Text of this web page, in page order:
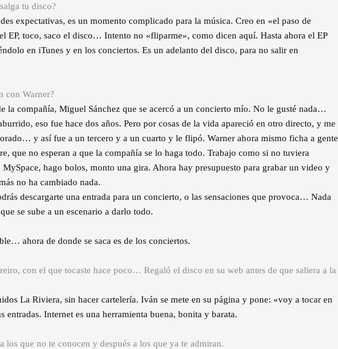
tu disco?
expectativas, es un momento complicado para la música. Creo en «el paso de
EP, toco, saco el disco… Intento no «fliparme», como dicen aquí. Hasta ahora el EP
en iTunes y en los conciertos. Es un adelanto del disco, para no salir en
con Warner?
la compañía, Miguel Sánchez que se acercó a un concierto mío. No le gusté nada…
eso fue hace dos años. Pero por cosas de la vida apareció en otro directo, y me
y así fue a un tercero y a un cuarto y le flipó. Warner ahora mismo ficha a gente
que no esperan a que la compañía se lo haga todo. Trabajo como si no tuviera
MySpace, hago bolos, monto una gira. Ahora hay presupuesto para grabar un video y
no ha cambiado nada.
descargarte una entrada para un concierto, o las sensaciones que provoca… Nada
se sube a un escenario a darlo todo.
ahora de donde se saca es de los conciertos.
con el que tocaste hace poco… Regaló el disco en su web antes de que saliera a la
La Riviera, sin hacer cartelería. Iván se mete en su página y pone: «voy a tocar en
entradas. Internet es una herramienta buena, bonita y barata.
los que no te conocen y después a los que ya te admiran.